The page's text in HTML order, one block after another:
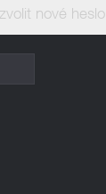
nové heslo.